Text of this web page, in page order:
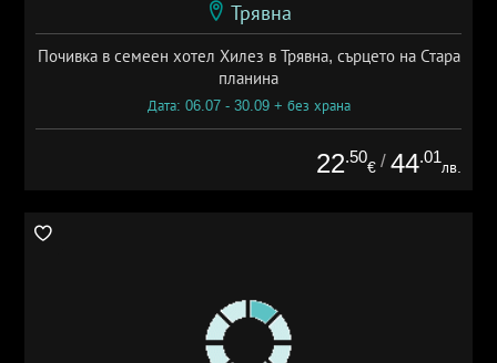
Трявна
Почивка в семеен хотел Хилез в Трявна, сърцето на Стара
планина
Дата: 06.07 - 30.09 + без храна
22.50
€ / 44.01
лв.